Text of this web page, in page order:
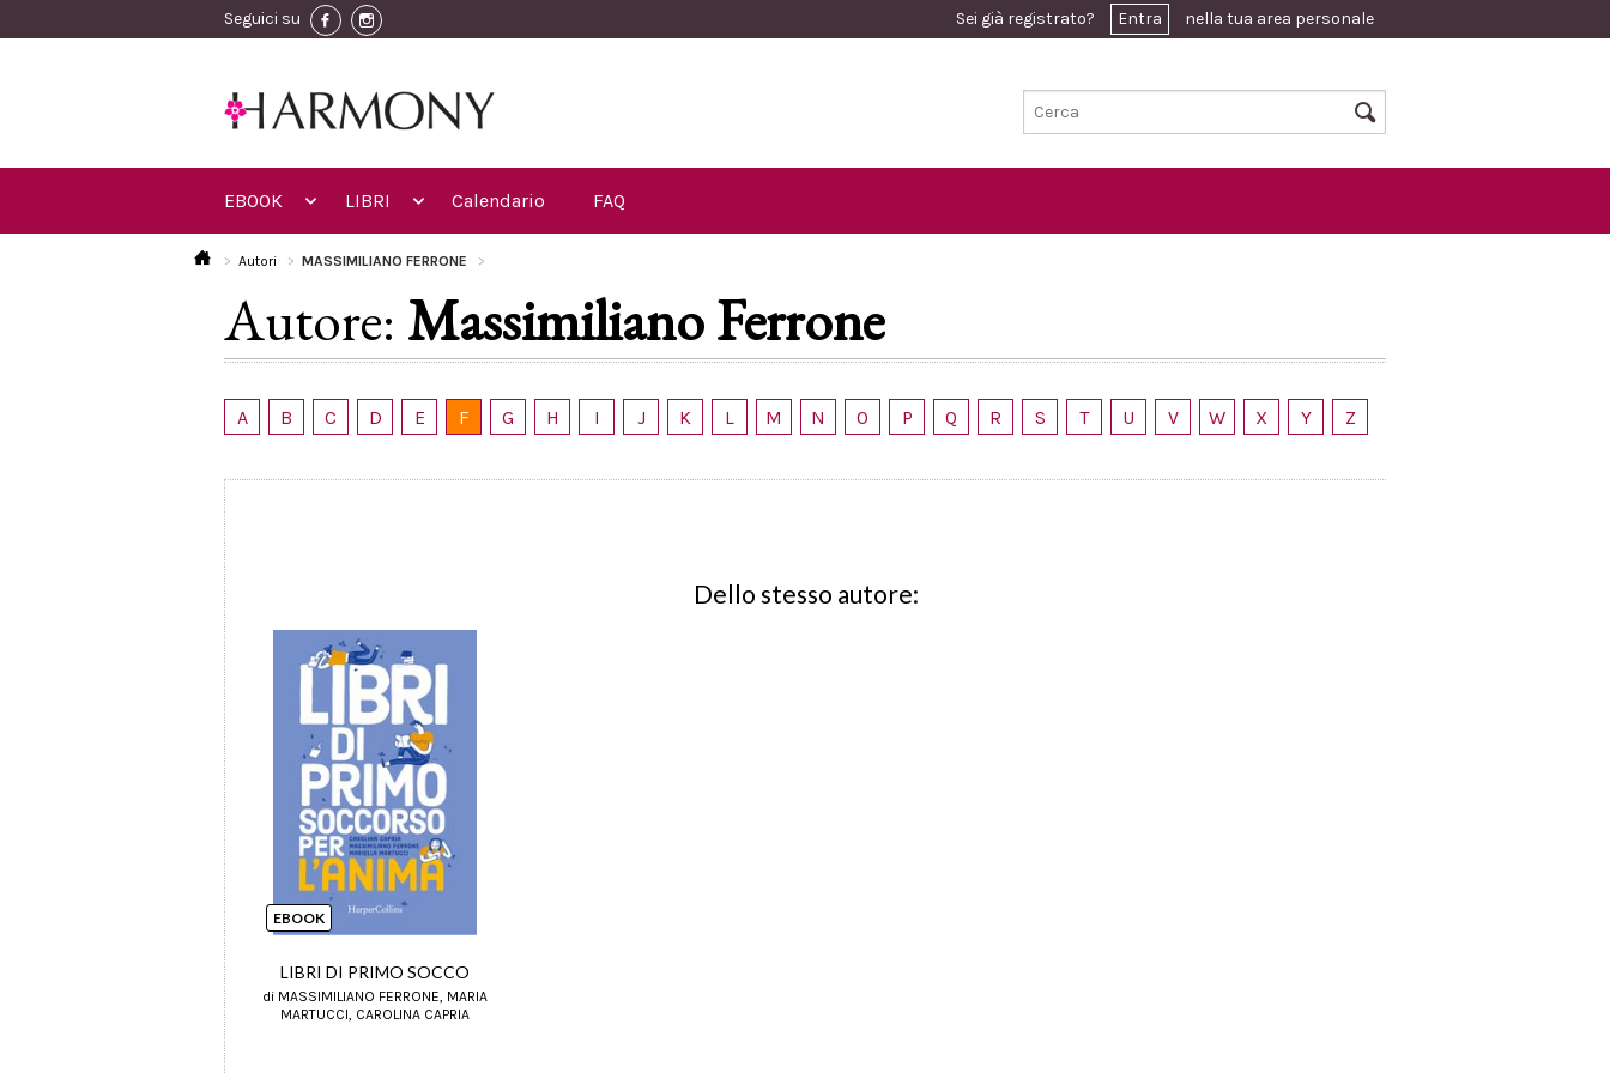
Seguici su Sei già registrato? Entra nella tua area personale
EBOOK LIBRI Calendario FAQ
Autori MASSIMILIANO FERRONE
Autore: Massimiliano Ferrone
A B C D E F G H I J K L M N O P Q R S T U V W X Y Z
Dello stesso autore:
EBOOK
LIBRI DI PRIMO SOCCO
di MASSIMILIANO FERRONE, MARIA
MARTUCCI, CAROLINA CAPRIA